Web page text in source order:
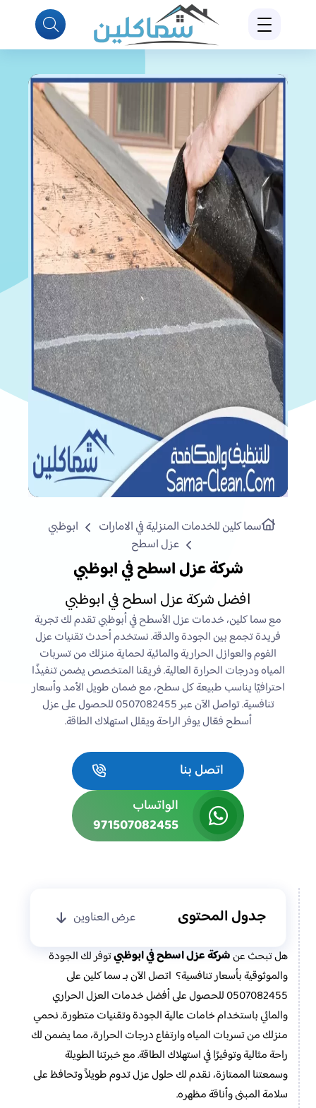
سما كلين للخدمات المنزلية في الامارات
ابوظبي
عزل اسطح
شركة عزل اسطح في ابوظبي
افضل شركة عزل اسطح في ابوظبي
مع سما كلين، خدمات عزل الأسطح في أبوظبي تقدم لك تجربة
فريدة تجمع بين الجودة والدقة. نستخدم أحدث تقنيات عزل
الفوم والعوازل الحرارية والمائية لحماية منزلك من تسربات
المياه ودرجات الحرارة العالية. فريقنا المتخصص يضمن تنفيذًا
احترافيًا يناسب طبيعة كل سطح، مع ضمان طويل الأمد وأسعار
تنافسية. تواصل الآن عبر 0507082455 للحصول على عزل
أسطح فعّال يوفر الراحة ويقلل استهلاك الطاقة.
اتصل بنا
الواتساب
971507082455
جدول المحتوى عرض العناوين
هل تبحث عنشركة عزل اسطح في ابوظبيتوفر لك الجودة
والموثوقية بأسعار تنافسية؟ اتصل الآن بـ سما كلين على
0507082455 للحصول على أفضل خدمات العزل الحراري
والمائي باستخدام خامات عالية الجودة وتقنيات متطورة. نحمي
منزلك من تسربات المياه وارتفاع درجات الحرارة، مما يضمن لك
راحة مثالية وتوفيرًا في استهلاك الطاقة. مع خبرتنا الطويلة
وسمعتنا الممتازة، نقدم لك حلول عزل تدوم طويلاً وتحافظ على
سلامة المبنى وأناقة مظهره.